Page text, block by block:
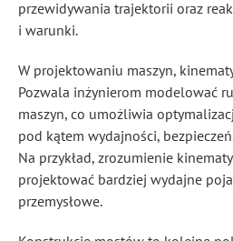
przewidywania trajektorii oraz
i warunki.
W projektowaniu maszyn,
Pozwala inżynierom modelować
maszyn, co umożliwia
pod kątem wydajności,
Na przykład, zrozumienie
projektować bardziej wydajne
przemysłowe.